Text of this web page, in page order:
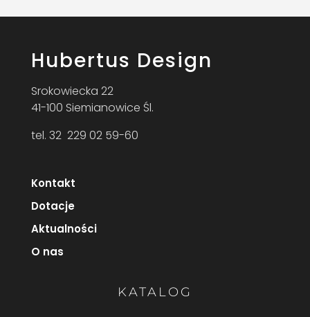
Hubertus Design
Srokowiecka 22
41-100 Siemianowice Śl.
tel. 32 229 02 59-60
Kontakt
Dotacje
Aktualności
O nas
KATALOG